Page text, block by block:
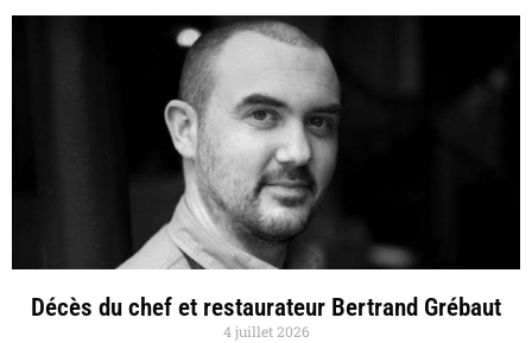
Décès du chef et restaurateur Bertrand Grébaut
4 juillet 2026